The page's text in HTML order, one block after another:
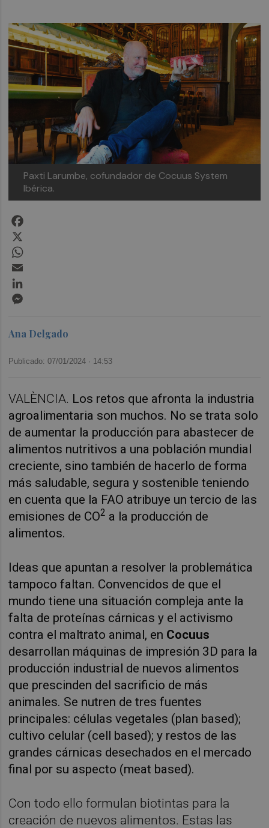
Paxti Larumbe, cofundador de Cocuus System
Ibérica.
Ana Delgado
Publicado: 07/01/2024 · 14:53
VALÈNCIA. Los retos que afronta la industria
agroalimentaria son muchos. No se trata solo
de aumentar la producción para abastecer de
alimentos nutritivos a una población mundial
creciente, sino también de hacerlo de forma
más saludable, segura y sostenible teniendo
en cuenta que la FAO atribuye un tercio de las
emisiones de CO2 a la producción de
alimentos.
Ideas que apuntan a resolver la problemática
tampoco faltan. Convencidos de que el
mundo tiene una situación compleja ante la
falta de proteínas cárnicas y el activismo
contra el maltrato animal, en Cocuus
desarrollan máquinas de impresión 3D para la
producción industrial de nuevos alimentos
que prescinden del sacrificio de más
animales. Se nutren de tres fuentes
principales: células vegetales (plan based);
cultivo celular (cell based); y restos de las
grandes cárnicas desechados en el mercado
final por su aspecto (meat based).
Con todo ello formulan biotintas para la
creación de nuevos alimentos. Estas las